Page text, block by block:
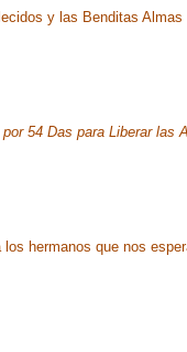
y las Benditas
54 Das para Liberar las
hermanos que nos